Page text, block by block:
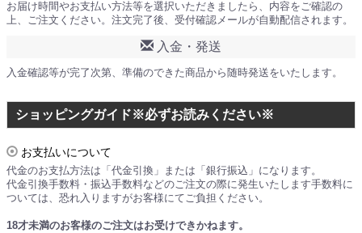
お届け時間やお支払い方法等を選択いただきましたら、内容をご確認の
上、ご注文ください。注文完了後、受付確認メールが自動配信されます。
入金・発送
入金確認等が完了次第、準備のできた商品から随時発送をいたします。
ショッピングガイド※必ずお読みください※
お支払いについて
代金のお支払方法は「代金引換」または「銀行振込」になります。
代金引換手数料・振込手数料などのご注文の際に発生いたします手数料に
ついては、恐れ入りますがお客様にてご負担ください。
18才未満のお客様のご注文はお受けできかねます。